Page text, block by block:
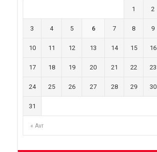
« Avr
1 2
3 4 5 6 7 8 9
10 11 12 13 14 15 16
17 18 19 20 21 22 23
24 25 26 27 28 29 30
31